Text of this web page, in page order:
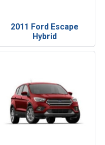
2011 Ford Escape
Hybrid